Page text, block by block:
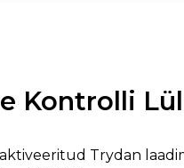
Kontrolli
Trydan